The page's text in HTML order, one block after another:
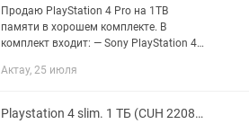
Продаю PlayStation 4 Pro на 1TB
памяти в хорошем комплекте. В
комплект входит: — Sony PlayStation 4
GTA 5, FIFA 26, FIFA 23, God of War, UFC 3
Актау, 25 июля
Playstation 4 slim. 1 ТБ (CUH 2208B) в идеальном состоянии